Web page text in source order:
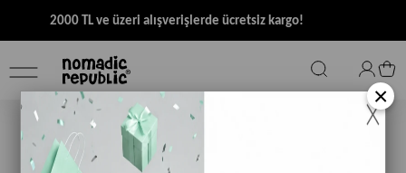
2000 TL ve üzeri alışverişlerde ücretsiz kargo!
×